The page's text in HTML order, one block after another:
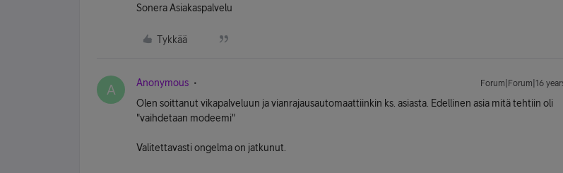
Sonera Asiakaspalvelu
Tykkää
A Anonymous Forum|Forum|16
Olen soittanut vikapalveluun ja vianrajausautomaattiinkin ks. asiasta. Edellinen asia mitä tehtiin oli
"vaihdetaan modeemi"
Valitettavasti ongelma on jatkunut.